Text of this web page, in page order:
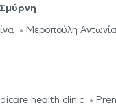
Μεροπούλη Αντωνία
health clinic